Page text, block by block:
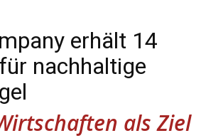
erhält 14
nachhaltige
als Ziel